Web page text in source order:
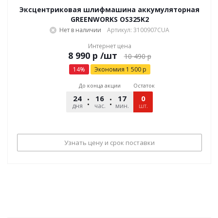
Эксцентриковая шлифмашина аккумуляторная
GREENWORKS OS325K2
Нет в наличии
Артикул: 3100907CUA
Интернет цена
р /шт 10 490р
14% Экономия 1 500р
До конца акции
24
дня
16
час.
17
мин.
15
сек.
Остаток
0
шт.
Узнать цену и срок поставки